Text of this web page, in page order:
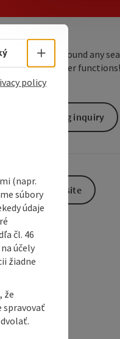
We have not found any
adjust the filter functions!
non-binding inquiry
To the website
Select language
policy
(napr.
súbory
údaje
čl. 46
účely
žiadne
že
spravovať